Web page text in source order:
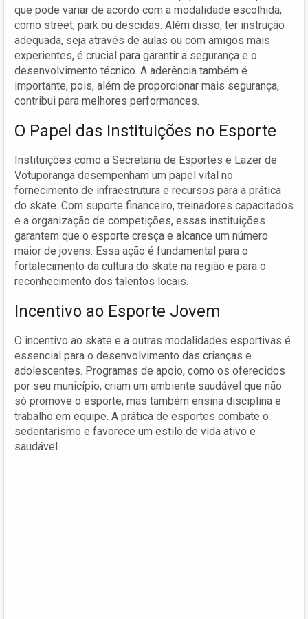
que pode variar de acordo com a modalidade escolhida,
como street, park ou descidas. Além disso, ter instrução
adequada, seja através de aulas ou com amigos mais
experientes, é crucial para garantir a segurança e o
desenvolvimento técnico. A aderência também é
importante, pois, além de proporcionar mais segurança,
contribui para melhores performances.
O Papel das Instituições no Esporte
Instituições como a Secretaria de Esportes e Lazer de
Votuporanga desempenham um papel vital no
fornecimento de infraestrutura e recursos para a prática
do skate. Com suporte financeiro, treinadores capacitados
e a organização de competições, essas instituições
garantem que o esporte cresça e alcance um número
maior de jovens. Essa ação é fundamental para o
fortalecimento da cultura do skate na região e para o
reconhecimento dos talentos locais.
Incentivo ao Esporte Jovem
O incentivo ao skate e a outras modalidades esportivas é
essencial para o desenvolvimento das crianças e
adolescentes. Programas de apoio, como os oferecidos
por seu município, criam um ambiente saudável que não
só promove o esporte, mas também ensina disciplina e
trabalho em equipe. A prática de esportes combate o
sedentarismo e favorece um estilo de vida ativo e
saudável.